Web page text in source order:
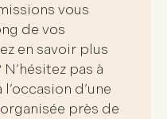
vous
de vos
en savoir plus
pas à
d’une
près de